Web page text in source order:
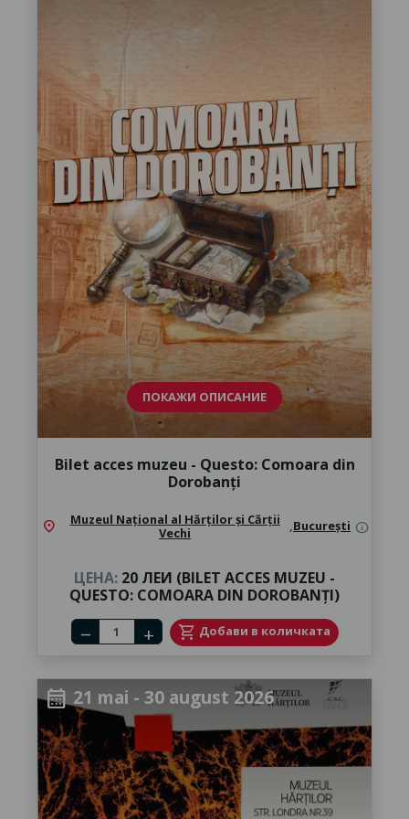
ПОКАЖИ ОПИСАНИЕ
Bilet acces muzeu - Questo: Comoara din
Dorobanți
location_on
Muzeul Național al Hărților și Cărții
Vechi
,București info
ЦЕНА: 20 ЛЕИ (BILET ACCES MUZEU -
QUESTO: COMOARA DIN DOROBANȚI)
Number of tickets
remove add shopping_cart Добави в количката
calendar_month 21 mai - 30 august 2026